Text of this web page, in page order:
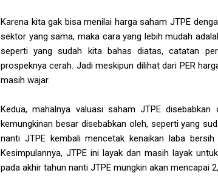
Karena kita gak bisa menilai harga saham JTPE
sektor yang sama, maka cara yang lebih mudah
seperti yang sudah kita bahas diatas, catatan
prospeknya cerah. Jadi meskipun dilihat dari PER
masih wajar.
Kedua, mahalnya valuasi saham JTPE
kemungkinan besar disebabkan oleh, seperti yang
nanti JTPE kembali mencetak kenaikan laba
Kesimpulannya, JTPE ini layak dan masih layak
pada akhir tahun nanti JTPE mungkin akan mencapai